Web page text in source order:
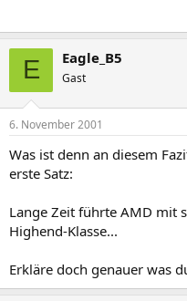
E Eagle_B5
Gast
6. November 2001
Was ist denn an diesem
erste Satz:
Lange Zeit führte AMD mit
Highend-Klasse...
Erkläre doch genauer was